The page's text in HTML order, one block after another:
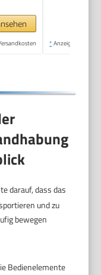
* Anzeige
darauf, dass das
und zu
bewegen
Bedienelemente